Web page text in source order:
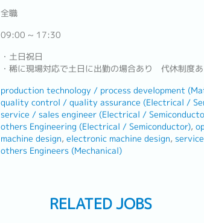
全職
09:00 ~ 17:30
・土日祝日
・稀に現場対応で土日に出勤の場合あり 代休制度
production technology / process development
quality control / quality assurance (Electrical /
service / sales engineer (Electrical /
others Engineering (Electrical / Semiconductor)
machine design electronic machine design
others Engineers (Mechanical)
RELATED JOBS